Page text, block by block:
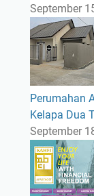
September
Perumahan
Kelapa Dua
September